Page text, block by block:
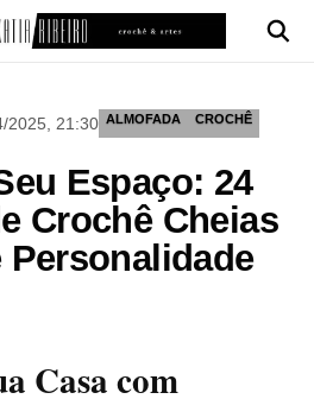
2025, 21:30 ALMOFADA CROCHÊ
Espaço: 24
Crochê Cheias
Personalidade
Casa com